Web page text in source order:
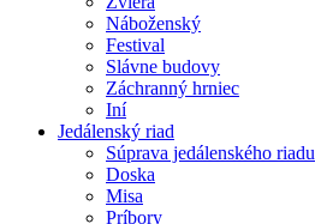
Náboženský
Festival
Slávne budovy
Záchranný hrniec
Iní
Jedálenský riad
Súprava jedálenského riadu
Doska
Misa
Príbory